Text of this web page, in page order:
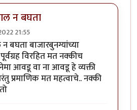
न बघता
21:55
बघता बाजारबुनग्यांच्या
विरहित मत नक्कीच
आवडू वा ना आवडू हे व्यक्ती
प्रमाणिक मत महत्वाचे.. नक्की